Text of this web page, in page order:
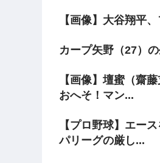
【画像】大谷翔平
カープ矢野（27）
【画像】壇蜜（齋
おへそ！マン...
【プロ野球】エー
パリーグの厳し...